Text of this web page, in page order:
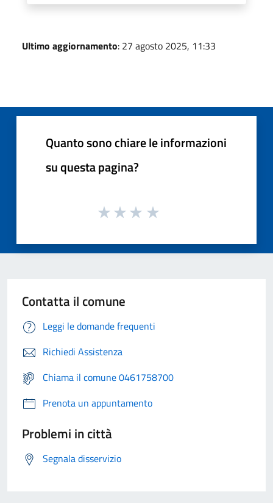
Ultimo aggiornamento: 27 agosto 2025, 11:33
Quanto sono chiare le informazioni
su questa pagina?
Contatta il comune
Leggi le domande frequenti
Richiedi Assistenza
Chiama il comune 0461758700
Prenota un appuntamento
Problemi in città
Segnala disservizio